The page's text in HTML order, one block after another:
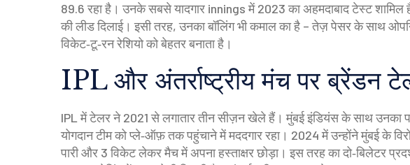
89.6 रहा है। उनके सबसे यादगार innings में 2023 का अहमदाबाद टेस्ट शामिल
की लीड दिलाई। इसी तरह, उनका बॉलिंग भी कमाल का है – तेज़ पेसर के साथ
विकेट‑टू‑रन रेशियो को बेहतर बनाता है।
IPL और अंतर्राष्ट्रीय मंच पर ब्रेंडन
IPL में टेलर ने 2021 से लगातार तीन सीज़न खेले हैं। मुंबई इंडियंस के साथ
योगदान टीम को प्ले‑ऑफ़ तक पहुंचाने में मददगार रहा। 2024 में उन्होंने मुंबई के
पारी और 3 विकेट लेकर मैच में अपना हस्ताक्षर छोड़ा। इस तरह का दो‑बिलेटर